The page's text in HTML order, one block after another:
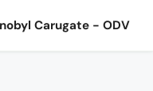
Carugate - ODV